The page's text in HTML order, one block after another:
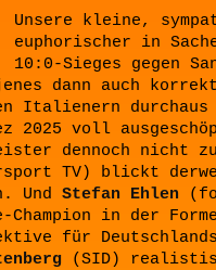
Unsere kleine,
euphorischer in
10:0-Sieges gegen
dann auch
Italienern
2025 voll
dennoch nicht
TV) blickt
Und Stefan Ehlen
Champion in der
für
(SID)